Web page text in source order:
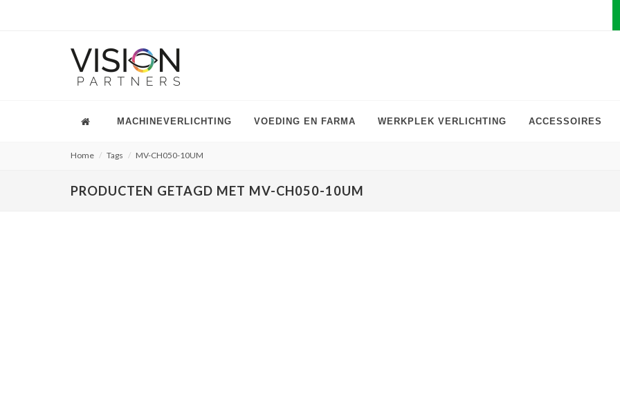
MACHINEVERLICHTING VOEDING EN FARMA WERKPLEK VERLICHTING ACCESSOIRES
Home Tags MV-CH050-10UM
PRODUCTEN GETAGD MET MV-CH050-10UM